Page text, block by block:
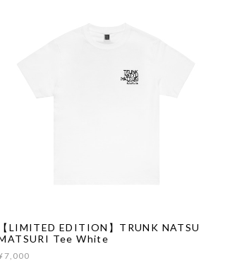
【LIMITED EDITION】TRUNK NATSU
Tee White